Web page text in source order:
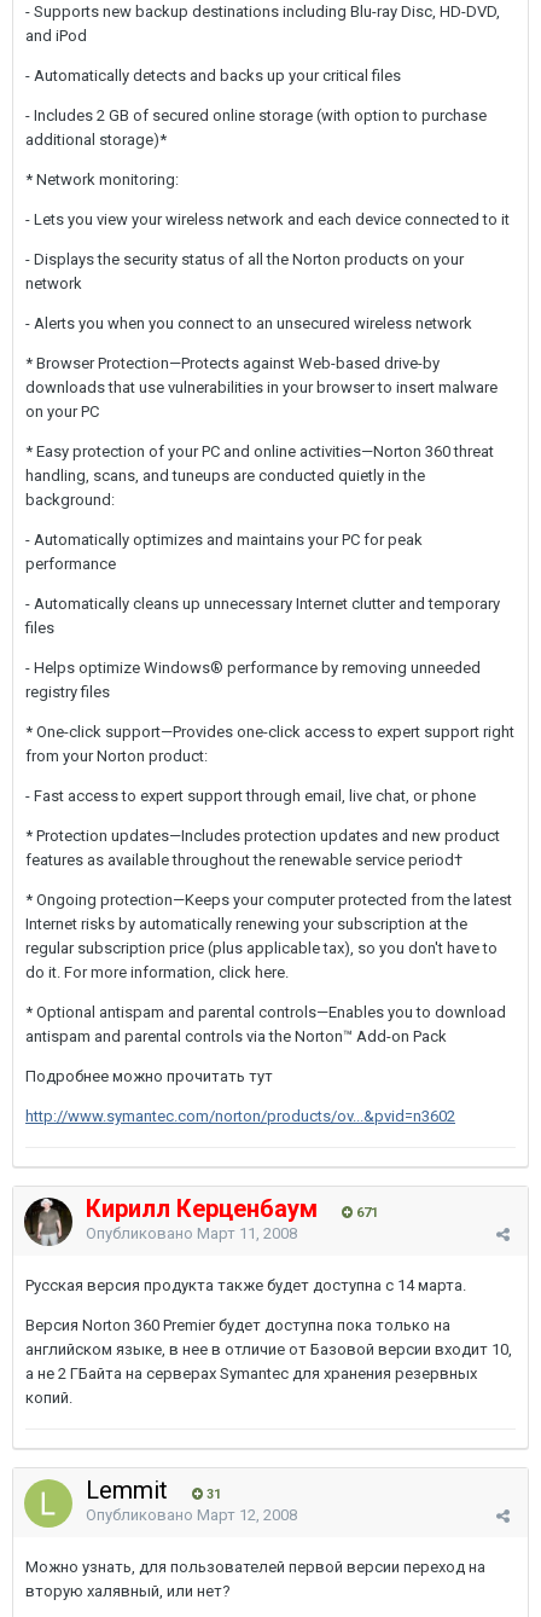
- Supports new backup destinations including Blu-ray Disc, HD-DVD,
and iPod
- Automatically detects and backs up your critical files
- Includes 2 GB of secured online storage (with option to purchase
additional storage)*
* Network monitoring:
- Lets you view your wireless network and each device connected to it
- Displays the security status of all the Norton products on your
network
- Alerts you when you connect to an unsecured wireless network
* Browser Protection—Protects against Web-based drive-by
downloads that use vulnerabilities in your browser to insert malware
on your PC
* Easy protection of your PC and online activities—Norton 360 threat
handling, scans, and tuneups are conducted quietly in the
background:
- Automatically optimizes and maintains your PC for peak
performance
- Automatically cleans up unnecessary Internet clutter and temporary
files
- Helps optimize Windows® performance by removing unneeded
registry files
* One-click support—Provides one-click access to expert support right
from your Norton product:
- Fast access to expert support through email, live chat, or phone
* Protection updates—Includes protection updates and new product
features as available throughout the renewable service period†
* Ongoing protection—Keeps your computer protected from the latest
Internet risks by automatically renewing your subscription at the
regular subscription price (plus applicable tax), so you don't have to
do it. For more information, click here.
* Optional antispam and parental controls—Enables you to download
antispam and parental controls via the Norton™ Add-on Pack
Подробнее можно прочитать тут
http://www.symantec.com/norton/products/ov...&pvid=n3602
Кирилл Керценбаум 671
Опубликовано Март 11, 2008
Русская версия продукта также будет доступна с 14 марта.
Версия Norton 360 Premier будет доступна пока только на
английском языке, в нее в отличие от Базовой версии входит 10,
а не 2 ГБайта на серверах Symantec для хранения резервных
копий.
Lemmit 31
Опубликовано Март 12, 2008
Можно узнать, для пользователей первой версии переход на
вторую халявный, или нет?